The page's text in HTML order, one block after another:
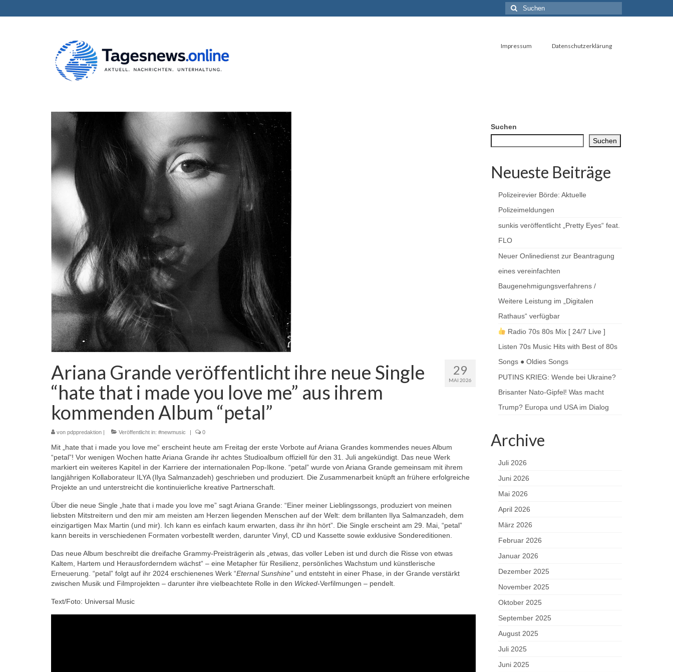
Suchen
nach:
Impressum Datenschutzerklärung
29
MAI 2026
Ariana Grande veröffentlicht ihre neue Single
“hate that i made you love me” aus ihrem
kommenden Album “petal”
von pdppredaktion | Veröffentlicht in: #newmusic | 0
Mit „hate that i made you love me“ erscheint heute am Freitag der erste Vorbote auf Ariana Grandes kommendes neues Album
“petal”! Vor wenigen Wochen hatte Ariana Grande ihr achtes Studioalbum offiziell für den 31. Juli angekündigt. Das neue Werk
markiert ein weiteres Kapitel in der Karriere der internationalen Pop-Ikone. “petal” wurde von Ariana Grande gemeinsam mit ihrem
langjährigen Kollaborateur ILYA (Ilya Salmanzadeh) geschrieben und produziert. Die Zusammenarbeit knüpft an frühere erfolgreiche
Projekte an und unterstreicht die kontinuierliche kreative Partnerschaft.
Über die neue Single „hate that i made you love me” sagt Ariana Grande: “Einer meiner Lieblingssongs, produziert von meinen
liebsten Mitstreitern und den mir am meisten am Herzen liegenden Menschen auf der Welt: dem brillanten Ilya Salmanzadeh, dem
einzigartigen Max Martin (und mir). Ich kann es einfach kaum erwarten, dass ihr ihn hört”. Die Single erscheint am 29. Mai, “petal”
kann bereits in verschiedenen Formaten vorbestellt werden, darunter Vinyl, CD und Kassette sowie exklusive Sondereditionen.
Das neue Album beschreibt die dreifache Grammy-Preisträgerin als „etwas, das voller Leben ist und durch die Risse von etwas
Kaltem, Hartem und Herausforderndem wächst“ – eine Metapher für Resilienz, persönliches Wachstum und künstlerische
Erneuerung. “petal” folgt auf ihr 2024 erschienenes Werk “Eternal Sunshine” und entsteht in einer Phase, in der Grande verstärkt
zwischen Musik und Filmprojekten – darunter ihre vielbeachtete Rolle in den Wicked-Verfilmungen – pendelt.
Text/Foto: Universal Music
Suchen
Suchen
Neueste Beiträge
Polizeirevier Börde: Aktuelle
Polizeimeldungen
sunkis veröffentlicht „Pretty Eyes“ feat.
FLO
Neuer Onlinedienst zur Beantragung
eines vereinfachten
Baugenehmigungsverfahrens /
Weitere Leistung im „Digitalen
Rathaus“ verfügbar
Radio 70s 80s Mix [ 24/7 Live ]
Listen 70s Music Hits with Best of 80s
Songs ● Oldies Songs
PUTINS KRIEG: Wende bei Ukraine?
Brisanter Nato-Gipfel! Was macht
Trump? Europa und USA im Dialog
Archive
Juli 2026
Juni 2026
Mai 2026
April 2026
März 2026
Februar 2026
Januar 2026
Dezember 2025
November 2025
Oktober 2025
September 2025
August 2025
Juli 2025
Juni 2025